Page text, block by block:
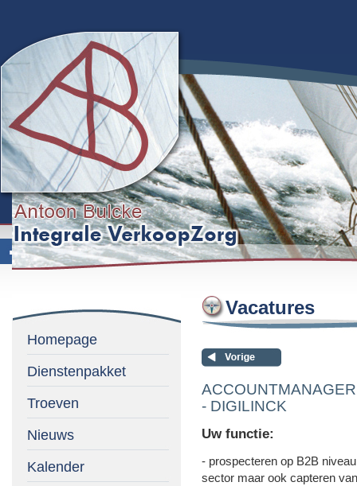
Homepage
Dienstenpakket
Troeven
Nieuws
Kalender
Vacatures
- DIGILINCK
Uw functie:
- prospecteren op B2B
sector maar ook capteren